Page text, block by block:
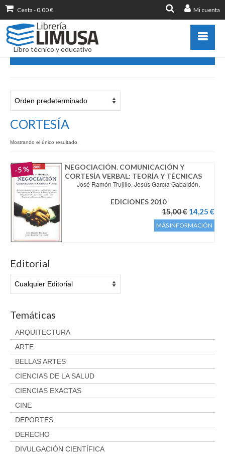
Mi cuenta
Cesta - 0,00€
Buscar
por:
Libro técnico y educativo
Destacados
Libros más vendidos
Publicar con nosotros
Zona de profesores
Información sobre libro
Ayuda
Contacto
Aviso legal
Condiciones del servicio
Cambios y devoluciones
CORTESÍA
Mostrando el único resultado
-5 %
NEGOCIACIÓN. COMUNICACIÓN Y
CORTESÍA VERBAL: TEORÍA Y TÉCNICAS
José Ramón Trujillo, Jesús García Gabaldón.
EDICIONES 2010
15,00€ El
precio
original
14,25 €
MÁS INFORMACIÓN
Editorial
Temáticas
ARQUITECTURA
ARTE
BELLAS ARTES
CIENCIAS DE LA SALUD
CIENCIAS EXACTAS
CINE
DEPORTES
DERECHO
DIVULGACIÓN CIENTÍFICA